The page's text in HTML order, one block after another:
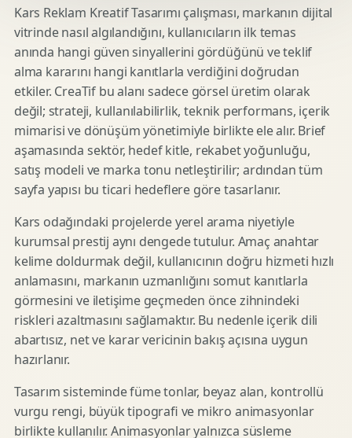
Kars Reklam Kreatif Tasarımı çalışması, markanın dijital
vitrinde nasıl algılandığını, kullanıcıların ilk temas
anında hangi güven sinyallerini gördüğünü ve teklif
alma kararını hangi kanıtlarla verdiğini doğrudan
etkiler. CreaTif bu alanı sadece görsel üretim olarak
değil; strateji, kullanılabilirlik, teknik performans, içerik
mimarisi ve dönüşüm yönetimiyle birlikte ele alır. Brief
aşamasında sektör, hedef kitle, rekabet yoğunluğu,
satış modeli ve marka tonu netleştirilir; ardından tüm
sayfa yapısı bu ticari hedeflere göre tasarlanır.
Kars odağındaki projelerde yerel arama niyetiyle
kurumsal prestij aynı dengede tutulur. Amaç anahtar
kelime doldurmak değil, kullanıcının doğru hizmeti hızlı
anlamasını, markanın uzmanlığını somut kanıtlarla
görmesini ve iletişime geçmeden önce zihnindeki
riskleri azaltmasını sağlamaktır. Bu nedenle içerik dili
abartısız, net ve karar vericinin bakış açısına uygun
hazırlanır.
Tasarım sisteminde füme tonlar, beyaz alan, kontrollü
vurgu rengi, büyük tipografi ve mikro animasyonlar
birlikte kullanılır. Animasyonlar yalnızca süsleme